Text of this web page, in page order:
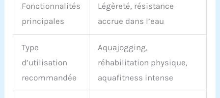
Fonctionnalités
principales
Légèreté, résistance
accrue dans l’eau
Type
d’utilisation
recommandée
Aquajogging,
réhabilitation physique,
aquafitness intense